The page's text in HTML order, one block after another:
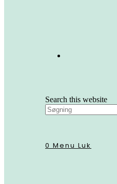
Search this website
0 Menu Luk